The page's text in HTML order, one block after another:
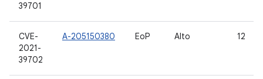
39701
CVE-
2021-
39702
A-205150380 EoP Alto 12